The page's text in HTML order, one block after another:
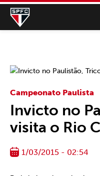
Campeonato Paulista
Invicto no
visita o Rio
1/03/2015 - 02:54